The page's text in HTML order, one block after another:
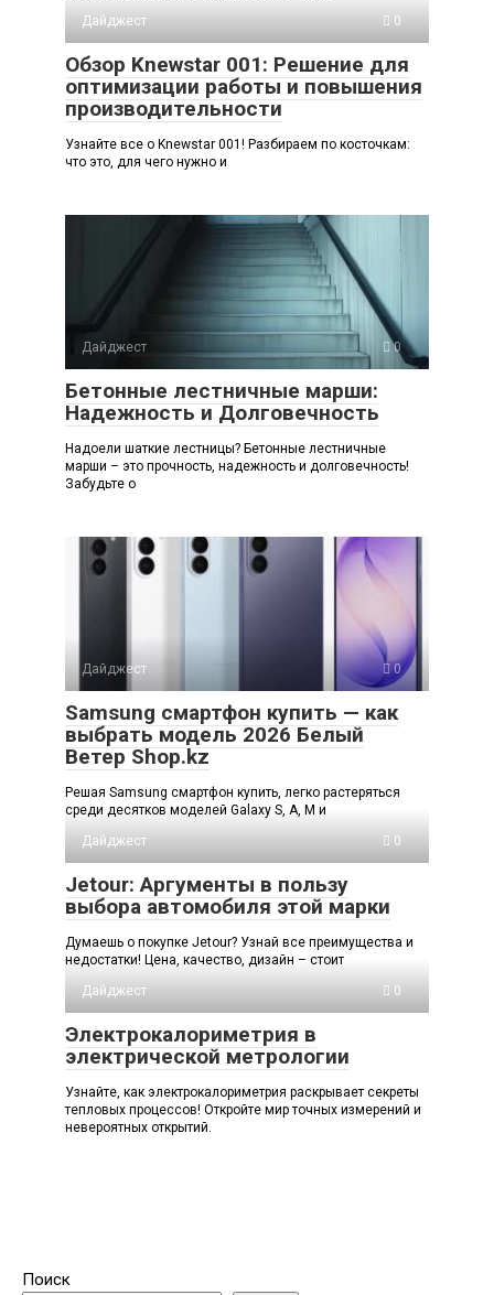
Дайджест
0
Обзор Knewstar 001: Решение для
оптимизации работы и повышения
производительности
Узнайте все о Knewstar 001! Разбираем по косточкам:
что это, для чего нужно и
Дайджест 0
Бетонные лестничные марши:
Надежность и Долговечность
Надоели шаткие лестницы? Бетонные лестничные
марши – это прочность, надежность и долговечность!
Забудьте о
Дайджест 0
Samsung смартфон купить — как
выбрать модель 2026 Белый
Ветер Shop.kz
Решая Samsung смартфон купить, легко растеряться
среди десятков моделей Galaxy S, A, M и
Дайджест
0
Jetour: Аргументы в пользу
выбора автомобиля этой марки
Думаешь о покупке Jetour? Узнай все преимущества и
недостатки! Цена, качество, дизайн – стоит
Дайджест
0
Электрокалориметрия в
электрической метрологии
Узнайте, как электрокалориметрия раскрывает секреты
тепловых процессов! Откройте мир точных измерений и
невероятных открытий.
Поиск